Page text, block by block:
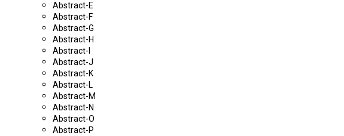
Abstract-E
Abstract-F
Abstract-G
Abstract-H
Abstract-I
Abstract-J
Abstract-K
Abstract-L
Abstract-M
Abstract-N
Abstract-O
Abstract-P